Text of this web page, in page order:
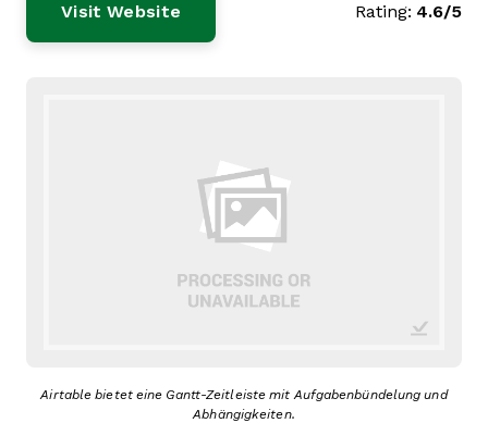
Visit Website Rating: 4.6/5
Airtable bietet eine Gantt-Zeitleiste mit Aufgabenbündelung und
Abhängigkeiten.